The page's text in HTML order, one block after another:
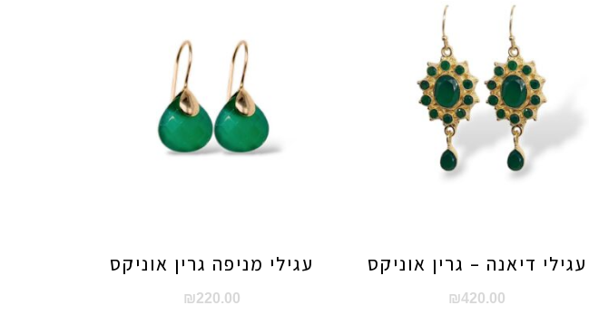
עגילי מניפה גרין אוניקס
₪220.00
עגילי דיאנה – גרין אוניקס
₪420.00